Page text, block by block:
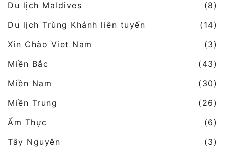
Du lịch Maldives
(8)
Du lịch Trùng Khánh liên tuyến
(14)
Xin Chào Viet Nam
(3)
Miền Bắc
(43)
Miền Nam
(30)
Miền Trung
(26)
Ẩm Thực
(6)
Tây Nguyên
(3)